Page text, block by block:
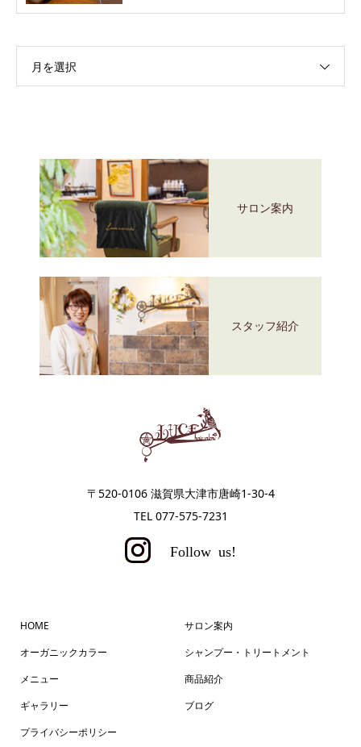
月を選択
サロン案内
スタッフ紹介
〒520-0106 滋賀県大津市唐崎1-30-4
TEL 077-575-7231
HOME
サロン案内
オーガニックカラー
シャンプー・トリートメント
メニュー
商品紹介
ギャラリー
ブログ
プライバシーポリシー